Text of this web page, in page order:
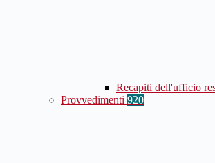
Recapiti dell'ufficio
Provvedimenti 920